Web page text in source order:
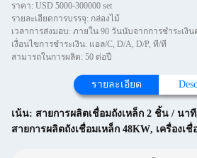
ราคา: USD 5000-300000 set
รายละเอียดการบรรจุ: กล่องไม้
เวลาการส่งมอบ: ภายใน 90 วันนับจากการชำระเงิ
เงื่อนไขการชำระเงิน: แอล/C, D/A, D/P, ที/ที
สามารถในการผลิต: 50 ต่อปี
รายละเอียด
เน้น: สายการผลิตเชื่อมถังเหล็ก 2 ชิ้น / นาที
สายการผลิตถังเชื่อมเหล็ก 48KW, เครื่องเ